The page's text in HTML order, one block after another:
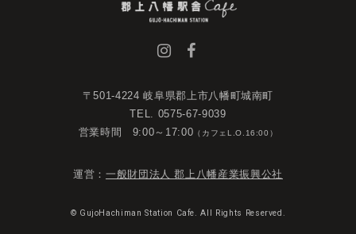
〒501-4224 岐阜県郡上市八幡町城南町
TEL. 0575-67-9039
営業時間 9:00～17:00 （カフェL.O.16:00）
運営： 一般財団法人 郡上八幡産業振興公社
© GujoHachiman Station Cafe. All Rights Reserved.